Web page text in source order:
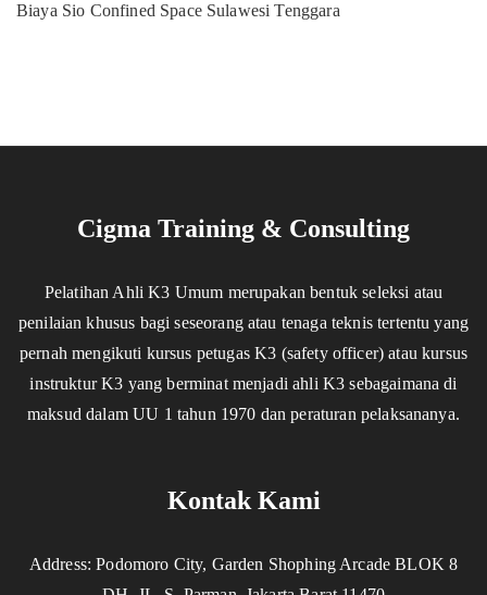
Biaya Sio Confined Space Sulawesi Tenggara
Cigma Training & Consulting
Pelatihan Ahli K3 Umum merupakan bentuk seleksi atau
penilaian khusus bagi seseorang atau tenaga teknis tertentu yang
pernah mengikuti kursus petugas K3 (safety officer) atau kursus
instruktur K3 yang berminat menjadi ahli K3 sebagaimana di
maksud dalam UU 1 tahun 1970 dan peraturan pelaksananya.
Kontak Kami
Address: Podomoro City, Garden Shophing Arcade BLOK 8